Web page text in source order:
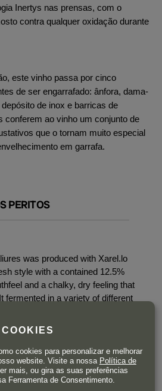
Inertys nas prensas, com o
contra qualquer oxidação durante
este vinho passa por cinco
de ser engarrafado: ânfora, dama-
de inox e barricas de
conferem ao vinho um conjunto de
que o tornam muito especial
em garrafa.
PERITOS
was produced with Xarel.lo
style with a contained 12.5%
and a chalky, dry feeling that
fermented in a variety of different
It finishes with a faint bitter twist.
COOKIES
cookies para personalizar e melhorar
website. Visite a nossa Política de
mais, ou gira as suas preferências
Ferramenta de Consentimento.